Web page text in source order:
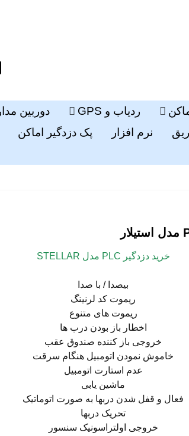
ردیاب و GPS دوربین
نرم افزار پک دزدگیر اماکن
خرید دزدگیر PLC مدل STELLAR
بیصدا / با صدا
ریموت کد لرنینگ
ریموت های متنوع
اخطار باز بودن درب ها
خروجی باز کننده صندوق عقب
خاموش نمودن اتومبیل هنگام سرقت
عدم استارت اتومبیل
ماشین یابی
فعال و قفل شدن دربها به صورت اتوماتیک
تحریک دربها
خروجی اولتراسونیک سنسور